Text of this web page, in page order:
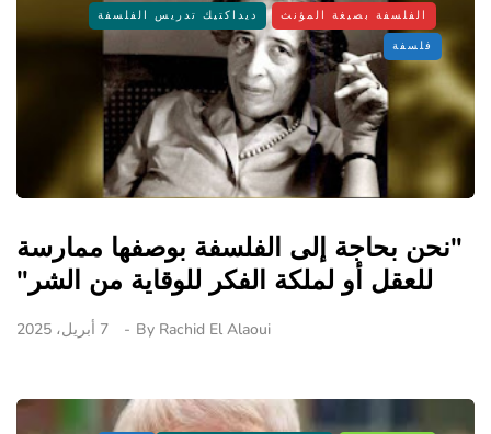
الفلسفة بصيغة المؤنث
ديداكتيك تدريس الفلسفة
فلسفة
"نحن بحاجة إلى الفلسفة بوصفها ممارسة
للعقل أو لملكة الفكر للوقاية من الشر"
By Rachid El Alaoui 7 أبريل، 2025